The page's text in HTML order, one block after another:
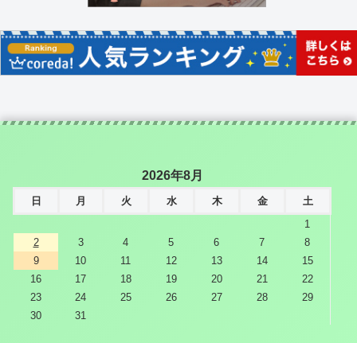
2026年8月
日 月 火 水 木 金
土
1
2
3 4 5 6 7
8
9
10 11 12 13 14
15
16
17 18 19 20 21
22
23
24 25 26 27 28
29
30
31